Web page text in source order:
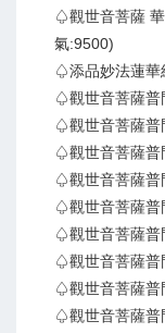
♤觀世音菩薩
氣:9500)
♤添品妙法蓮華
♤觀世音菩薩普
♤觀世音菩薩普
♤觀世音菩薩普
♤觀世音菩薩普
♤觀世音菩薩普
♤觀世音菩薩普
♤觀世音菩薩普
♤觀世音菩薩普
♤觀世音菩薩普